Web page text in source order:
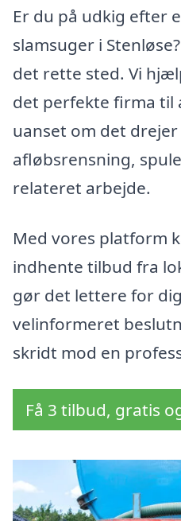
Er du på udkig efter
slamsuger i
det rette sted. Vi
det perfekte firma til
uanset om det drejer
afløbsrensning,
relateret arbejde.
Med vores platform
indhente tilbud fra
gør det lettere for
velinformeret
skridt mod en
Få 3 tilbud, gratis